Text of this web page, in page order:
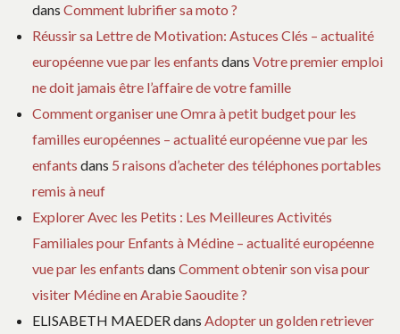
dans Comment lubrifier sa moto ?
Réussir sa Lettre de Motivation: Astuces Clés – actualité
européenne vue par les enfants dans Votre premier emploi
ne doit jamais être l’affaire de votre famille
Comment organiser une Omra à petit budget pour les
familles européennes – actualité européenne vue par les
enfants dans 5 raisons d’acheter des téléphones portables
remis à neuf
Explorer Avec les Petits : Les Meilleures Activités
Familiales pour Enfants à Médine – actualité européenne
vue par les enfants dans Comment obtenir son visa pour
visiter Médine en Arabie Saoudite ?
ELISABETH MAEDERdans Adopter un golden retriever